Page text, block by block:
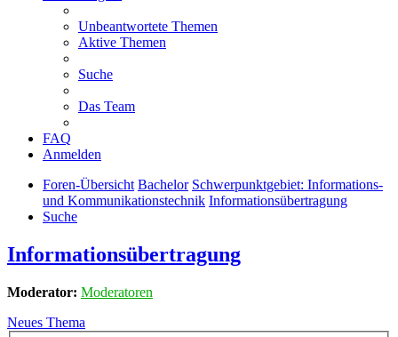
Unbeantwortete Themen
Aktive Themen
Suche
Das Team
FAQ
Anmelden
Foren-Übersicht Bachelor Schwerpunktgebiet: Informations-
und Kommunikationstechnik Informationsübertragung
Suche
Informationsübertragung
Moderator: Moderatoren
Neues Thema